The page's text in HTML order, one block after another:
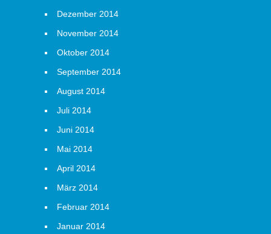
Dezember 2014
November 2014
Oktober 2014
September 2014
August 2014
Juli 2014
Juni 2014
Mai 2014
April 2014
März 2014
Februar 2014
Januar 2014